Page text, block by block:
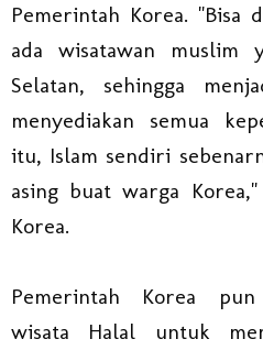
Pemerintah Korea. "Bisa
ada wisatawan muslim
Selatan, sehingga
menyediakan semua
itu, Islam sendiri
asing buat warga
Korea.
Pemerintah Korea
wisata Halal untuk